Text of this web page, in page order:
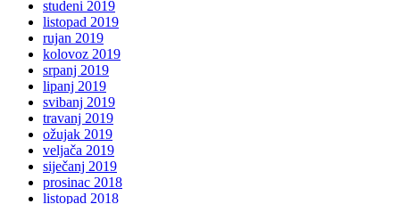
studeni 2019
listopad 2019
rujan 2019
kolovoz 2019
srpanj 2019
lipanj 2019
svibanj 2019
travanj 2019
ožujak 2019
veljača 2019
siječanj 2019
prosinac 2018
listopad 2018